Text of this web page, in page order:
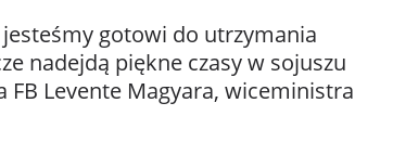
gotowi do utrzymania
nadejdą piękne czasy w sojuszu
Levente Magyara, wiceministra